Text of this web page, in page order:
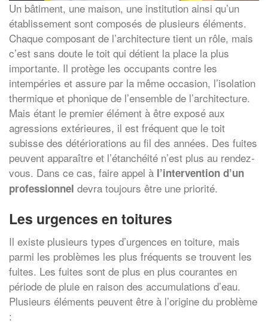
Un bâtiment, une maison, une institution ainsi qu’un
établissement sont composés de plusieurs éléments.
Chaque composant de l’architecture tient un rôle, mais
c’est sans doute le toit qui détient la place la plus
importante. Il protège les occupants contre les
intempéries et assure par la même occasion, l’isolation
thermique et phonique de l’ensemble de l’architecture.
Mais étant le premier élément à être exposé aux
agressions extérieures, il est fréquent que le toit
subisse des détériorations au fil des années. Des fuites
peuvent apparaître et l’étanchéité n’est plus au rendez-
vous. Dans ce cas, faire appel à l’intervention d’un
professionnel devra toujours être une priorité.
Les urgences en toitures
Il existe plusieurs types d’urgences en toiture, mais
parmi les problèmes les plus fréquents se trouvent les
fuites. Les fuites sont de plus en plus courantes en
période de pluie en raison des accumulations d’eau.
Plusieurs éléments peuvent être à l’origine du problème
: